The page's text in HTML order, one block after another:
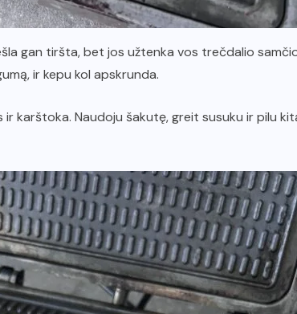
gan tiršta, bet jos užtenka vos trečdalio
ir kepu kol apskrunda.
karštoka. Naudoju šakutę, greit susuku ir pilu